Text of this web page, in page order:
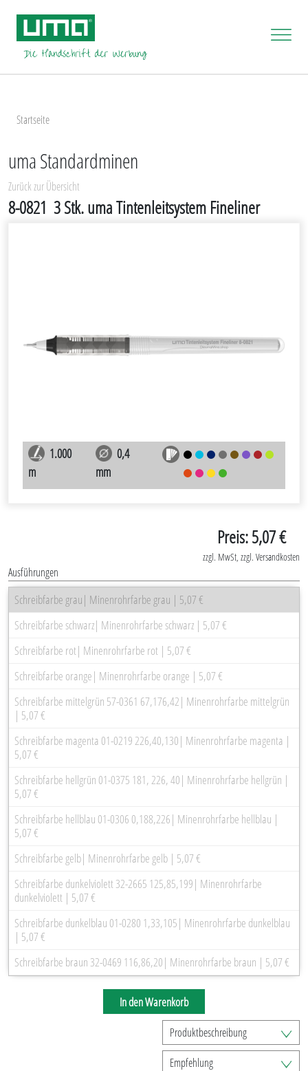
Startseite
uma Standardminen
Zurück zur Übersicht
8-0821 3 Stk. uma Tintenleitsystem Fineliner
1.000
m
0,4
mm
Preis: 5,07 €
zzgl. MwSt, zzgl. Versandkosten
Ausführungen
Schreibfarbe grau| Minenrohrfarbe grau | 5,07 €
Schreibfarbe schwarz| Minenrohrfarbe schwarz | 5,07 €
Schreibfarbe rot| Minenrohrfarbe rot | 5,07 €
Schreibfarbe orange| Minenrohrfarbe orange | 5,07 €
Schreibfarbe mittelgrün 57-0361 67,176,42| Minenrohrfarbe mittelgrün
| 5,07 €
Schreibfarbe magenta 01-0219 226,40,130| Minenrohrfarbe magenta |
5,07 €
Schreibfarbe hellgrün 01-0375 181, 226, 40| Minenrohrfarbe hellgrün |
5,07 €
Schreibfarbe hellblau 01-0306 0,188,226| Minenrohrfarbe hellblau |
5,07 €
Schreibfarbe gelb| Minenrohrfarbe gelb | 5,07 €
Schreibfarbe dunkelviolett 32-2665 125,85,199| Minenrohrfarbe
dunkelviolett | 5,07 €
Schreibfarbe dunkelblau 01-0280 1,33,105| Minenrohrfarbe dunkelblau
| 5,07 €
Schreibfarbe braun 32-0469 116,86,20| Minenrohrfarbe braun | 5,07 €
In den Warenkorb
Produktbeschreibung
Empfehlung